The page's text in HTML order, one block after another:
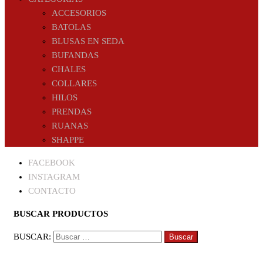
ACCESORIOS
BATOLAS
BLUSAS EN SEDA
BUFANDAS
CHALES
COLLARES
HILOS
PRENDAS
RUANAS
SHAPPE
FACEBOOK
INSTAGRAM
CONTACTO
BUSCAR PRODUCTOS
BUSCAR: